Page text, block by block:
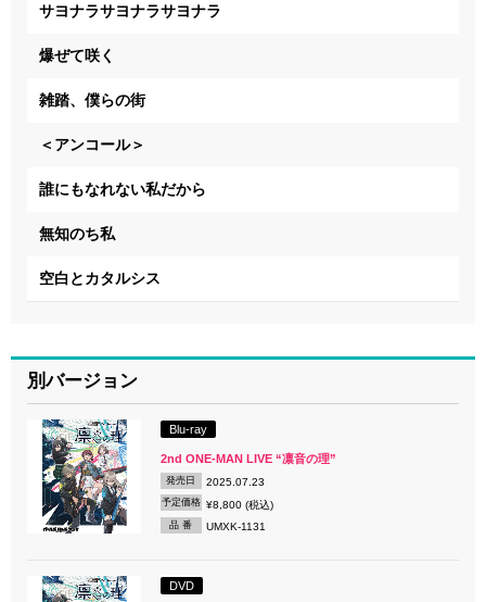
サヨナラサヨナラサヨナラ
爆ぜて咲く
雑踏、僕らの街
＜アンコール＞
誰にもなれない私だから
無知のち私
空白とカタルシス
別バージョン
Blu-ray
2nd ONE-MAN LIVE “凛音の理”
発売日 2025.07.23
予定価格 ¥8,800 (税込)
品 番 UMXK-1131
DVD